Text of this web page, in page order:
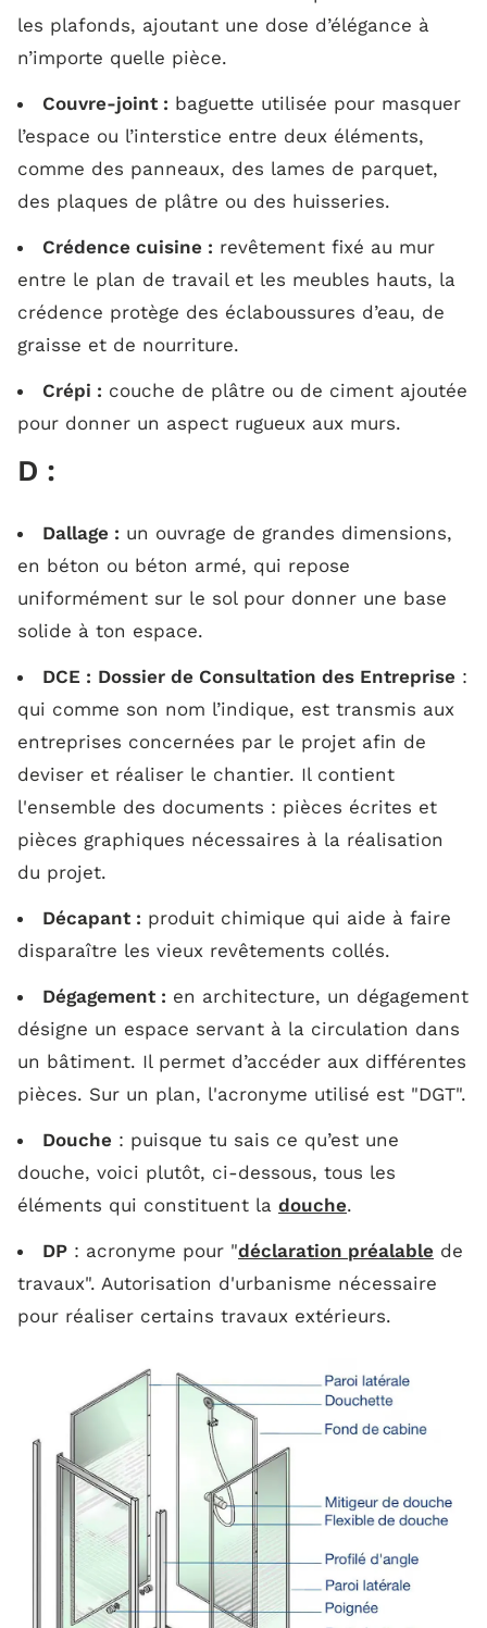
les plafonds, ajoutant une dose d’élégance à
n’importe quelle pièce.
Couvre-joint : baguette utilisée pour masquer
l’espace ou l’interstice entre deux éléments,
comme des panneaux, des lames de parquet,
des plaques de plâtre ou des huisseries.
Crédence cuisine : revêtement fixé au mur
entre le plan de travail et les meubles hauts, la
crédence protège des éclaboussures d’eau, de
graisse et de nourriture.
Crépi : couche de plâtre ou de ciment ajoutée
pour donner un aspect rugueux aux murs.
D :
Dallage : un ouvrage de grandes dimensions,
en béton ou béton armé, qui repose
uniformément sur le sol pour donner une base
solide à ton espace.
DCE : Dossier de Consultation des Entreprise :
qui comme son nom l’indique, est transmis aux
entreprises concernées par le projet afin de
deviser et réaliser le chantier. Il contient
l'ensemble des documents : pièces écrites et
pièces graphiques nécessaires à la réalisation
du projet.
Décapant : produit chimique qui aide à faire
disparaître les vieux revêtements collés.
Dégagement : en architecture, un dégagement
désigne un espace servant à la circulation dans
un bâtiment. Il permet d’accéder aux différentes
pièces. Sur un plan, l'acronyme utilisé est "DGT".
Douche : puisque tu sais ce qu’est une
douche, voici plutôt, ci-dessous, tous les
éléments qui constituent la douche.
DP : acronyme pour "déclaration préalable de
travaux". Autorisation d'urbanisme nécessaire
pour réaliser certains travaux extérieurs.